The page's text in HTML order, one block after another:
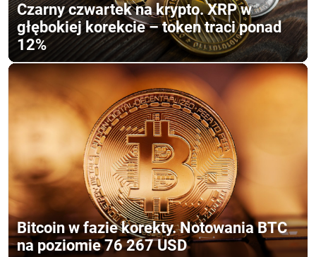
Czarny czwartek na krypto. XRP w
głębokiej korekcie – token traci ponad
12%
Bitcoin w fazie korekty. Notowania BTC
na poziomie 76 267 USD